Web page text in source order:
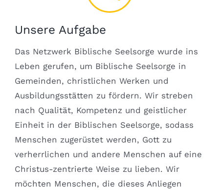
Unsere Aufgabe
Das Netzwerk Biblische Seelsorge wurde ins
Leben gerufen, um Biblische Seelsorge in
Gemeinden, christlichen Werken und
Ausbildungsstätten zu fördern. Wir streben
nach Qualität, Kompetenz und geistlicher
Einheit in der Biblischen Seelsorge, sodass
Menschen zugerüstet werden, Gott zu
verherrlichen und andere Menschen auf eine
Christus-zentrierte Weise zu lieben. Wir
möchten Menschen, die dieses Anliegen